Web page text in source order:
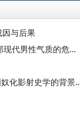
与后果
潘卡吉·米什拉：从甘地遇刺到特朗普上台：一部现代男性气质的危机史
王小东：从揭穿甘地非暴力神